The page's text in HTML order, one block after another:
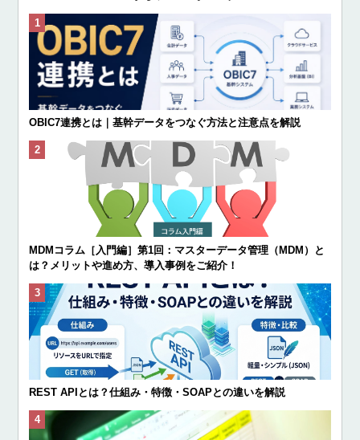
OBIC7連携とは｜基幹データをつなぐ方法と注意点を解説
MDMコラム［入門編］第1回：マスターデータ管理（MDM）と
は？メリットや進め方、導入事例をご紹介！
REST APIとは？仕組み・特徴・SOAPとの違いを解説